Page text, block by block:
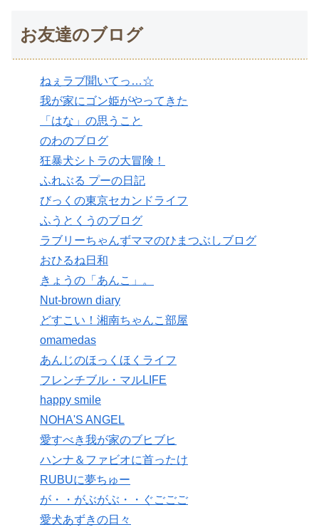
お友達のブログ
ねぇラブ聞いてっ…☆
我が家にゴン姫がやってきた
「はな」の思うこと
のわのブログ
狂暴犬シトラの大冒険！
ふれぶる プーの日記
びっくの東京セカンドライフ
ふうとくうのブログ
ラブリーちゃんずママのひまつぶしブログ
おひるね日和
きょうの「あんこ」。
Nut-brown diary
どすこい！湘南ちゃんこ部屋
omamedas
あんじのほっくほくライフ
フレンチブル・マルLIFE
happy smile
NOHA'S ANGEL
愛すべき我が家のブヒブヒ
ハンナ＆ファビオに首ったけ
RUBUに夢ちゅー
が・・がぶがぶ・・ぐごごご
愛犬あずきの日々